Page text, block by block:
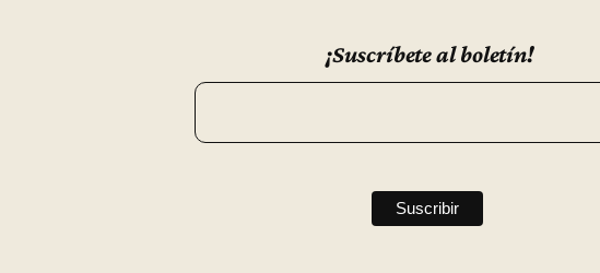
¡Suscríbete al boletín!